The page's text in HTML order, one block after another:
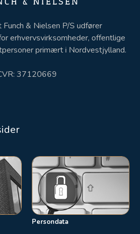
& Nielsen P/S udfører
erhvervsvirksomheder, offentlige
primært i Nordvestjylland.
37120669
Persondata